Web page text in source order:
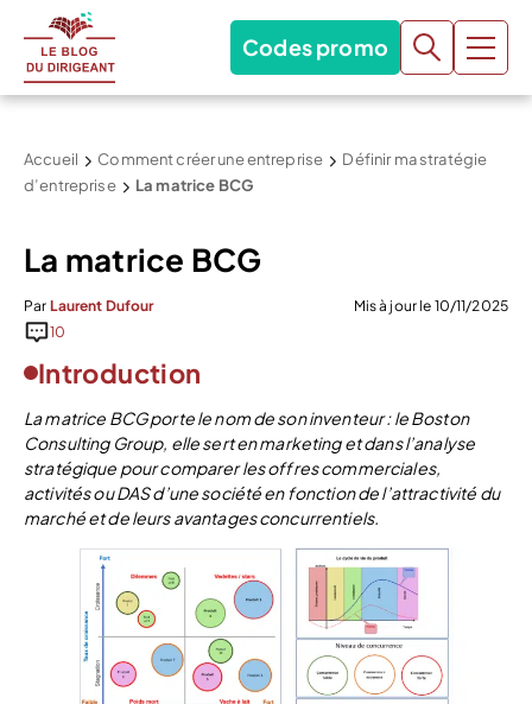
Codes promo
Accueil Comment créer une entreprise
Définir ma stratégie
d’entreprise
La matrice BCG
La matrice BCG
Par Laurent Dufour
Mis à jour le 10/11/2025
10
Introduction
La matrice BCG porte le nom de son inventeur : le Boston
Consulting Group, elle sert en marketing et dans l’analyse
stratégique pour comparer les offres commerciales,
activités ou DAS d’une société en fonction de l’attractivité du
marché et de leurs avantages concurrentiels.